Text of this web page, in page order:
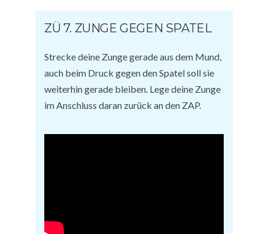
ZÜ 7. ZUNGE GEGEN SPATEL
Strecke deine Zunge gerade aus dem Mund,
auch beim Druck gegen den Spatel soll sie
weiterhin gerade bleiben. Lege deine Zunge
im Anschluss daran zurück an den ZAP.